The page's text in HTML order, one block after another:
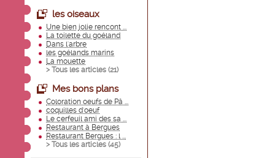
les oiseaux
Une bien jolie rencont ...
La toilette du goéland
Dans l'arbre
les goélands marins
La mouette
> Tous les articles (21)
Mes bons plans
Coloration oeufs de Pâ ...
coquilles d'oeuf
Le cerfeuil ami des sa ...
Restaurant à Bergues
Restaurant Bergues : l ...
> Tous les articles (45)